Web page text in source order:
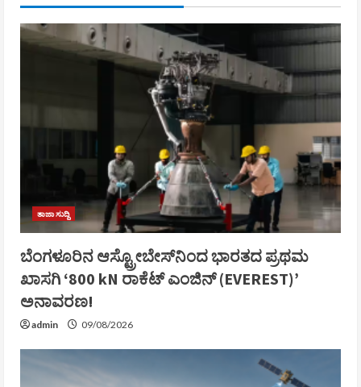
ತಾಜಾ ಸುದ್ದಿ
ಬೆಂಗಳೂರಿನ ಆಸ್ಟ್ರೋಬೇಸ್‌ನಿಂದ ಭಾರತದ ಪ್ರಥಮ
ಖಾಸಗಿ ‘800 kN ರಾಕೆಟ್ ಎಂಜಿನ್ (EVEREST)’
ಅನಾವರಣ!
admin 09/08/2026